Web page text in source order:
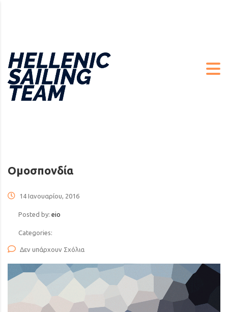
Ομοσπονδία
14 Ιανουαρίου, 2016
Posted by: eio
Categories:
Δεν υπάρχουν Σχόλια